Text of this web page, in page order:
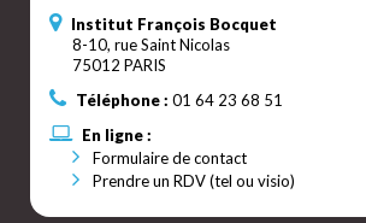
Institut François Bocquet
8-10, rue Saint Nicolas
75012 PARIS
Téléphone : 01 64 23 68 51
En ligne :
Formulaire de contact
Prendre un RDV (tel ou visio)